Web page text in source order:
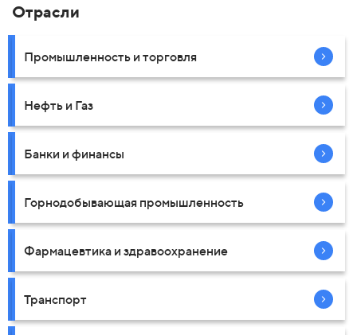
Отрасли
Промышленность и торговля
Нефть и Газ
Банки и финансы
Горнодобывающая промышленность
Фармацевтика и здравоохранение
Транспорт